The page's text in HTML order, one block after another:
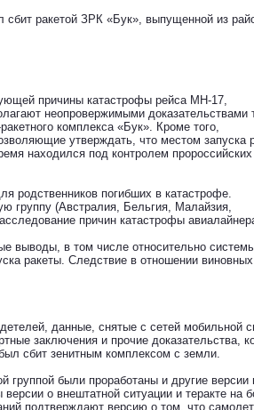
ракетой ЗРК «Бук», выпущенной из
причины катастрофы рейса МН-17,
неопровержимыми доказательствами
комплекса «Бук». Кроме того,
утверждать, что местом запуска
находился под контролем пророссийских
родственников погибших в катастрофе.
группу (Австралия, Бельгия, Малайзия,
причин катастрофы
выводы, в том числе относительно
ракеты. Следствие в отношении виновных
данные, снятые с сетей мобильной
заключения и прочие доказательства,
сбит зенитным комплексом с земли.
группой были проработаны и другие версии
о внештатной ситуации и теракте на
подтверждают версию о том, что самолет